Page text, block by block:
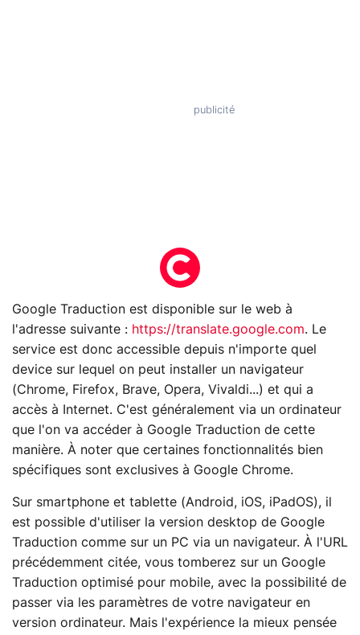
Google Traduction est disponible sur le web à
l'adresse suivante : https://translate.google.com. Le
service est donc accessible depuis n'importe quel
device sur lequel on peut installer un navigateur
(Chrome, Firefox, Brave, Opera, Vivaldi...) et qui a
accès à Internet. C'est généralement via un ordinateur
que l'on va accéder à Google Traduction de cette
manière. À noter que certaines fonctionnalités bien
spécifiques sont exclusives à Google Chrome.
Sur smartphone et tablette (Android, iOS, iPadOS), il
est possible d'utiliser la version desktop de Google
Traduction comme sur un PC via un navigateur. À l'URL
précédemment citée, vous tomberez sur un Google
Traduction optimisé pour mobile, avec la possibilité de
passer via les paramètres de votre navigateur en
version ordinateur. Mais l'expérience la mieux pensée